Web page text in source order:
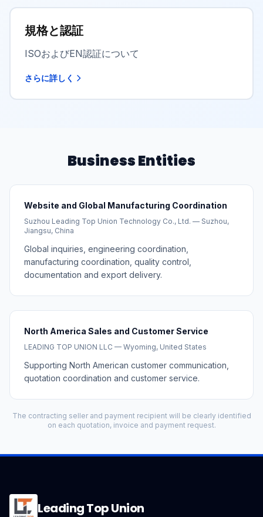
規格と認証
ISOおよびEN認証について
さらに詳しく
Business Entities
Website and Global Manufacturing Coordination
Suzhou Leading Top Union Technology Co., Ltd. — Suzhou,
Jiangsu, China
Global inquiries, engineering coordination,
manufacturing coordination, quality control,
documentation and export delivery.
North America Sales and Customer Service
LEADING TOP UNION LLC — Wyoming, United States
Supporting North American customer communication,
quotation coordination and customer service.
The contracting seller and payment recipient will be clearly identified
on each quotation, invoice and payment request.
Leading Top Union